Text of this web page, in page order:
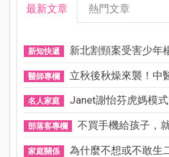
最新文章 熱門文章
新知快遞 新北割頸案受害少年
醫師專欄 立秋後秋燥來襲！中
名人家庭 Janet謝怡芬虎媽模
部落客專欄 不買手機給孩子，
家庭關係 為什麼不想或不敢生